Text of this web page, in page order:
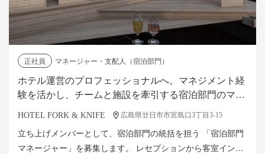
正社員
マネージャー・支配人（宿泊部門）
ホテル運営のプロフェッショナルへ。マネジメント経
験を活かし、チームと施設を牽引する宿泊部門のマネ
HOTEL FORK & KNIFE 広島県廿日市市宮島口3丁目3-15
立ち上げメンバーとして、宿泊部門の統括を担う 「宿泊部門
マネージャー」を募集します。 レセプションから客室インス